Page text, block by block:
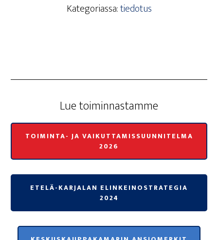
Kategoriassa:tiedotus
Lue toi­min­nas­tam­me
TOIMINTA- JA VAIKUTTAMISSUUNNITELMA
2026
ETELÄ-KARJALAN ELINKEINOSTRATEGIA
2024